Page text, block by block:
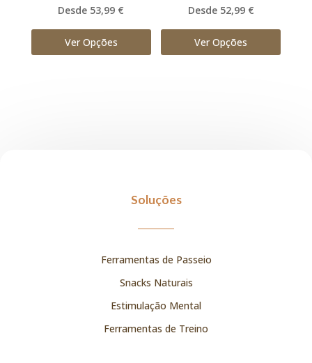
Avaliação
de 5
Desde 53,99 €
Ver Opções
Desde 52,99 €
Ver Opções
Soluções
Ferramentas de Passeio
Snacks Naturais
Estimulação Mental
Ferramentas de Treino